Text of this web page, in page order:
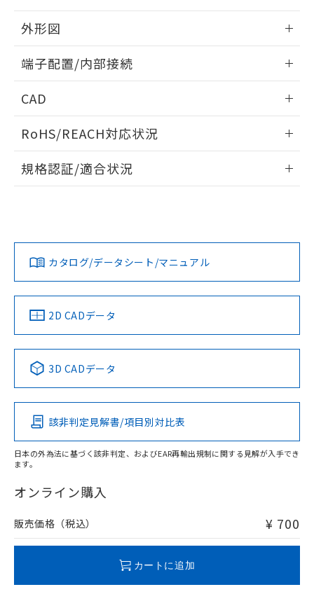
外形図
外形図
端子配置/内部接続
端子配置/内部接続
CAD
ドすることができます。
ログイン/会員登録
ダウンロードデータをご利用いただく前に、以下を必ずお読
みください。
ソフトウェアの使用条件
RoHS/REACH対応状況
EU RoHS 注意事項・凡例
対応済み
中国 RoHS 注意事項・凡例
Pb Hg Cd Cr(VI)
O
在庫等で未対応品が混在する可能性があります。
問い合わせください。
規格認証/適合状況
カタログ/データシート/マニュアル
2D CADデータ
3D CADデータ
該非判定見解書/項目別対比表
日本の外為法に基づく該非判定、およびEAR再輸出規制に関する見解が入手でき
ます。
オンライン購入
販売価格（税込） ¥ 700
カートに追加
引・商談に必要な範囲で利用すること
※当社の共同利用者とは、"個人情報
の共同利用に関して"
用者の範囲」に記載されている法人を
とができます。
EU RoHS指令（10物質）の非含有証明書
※本証明書は発行日時点で非含有を証明す
るもので、過去に遡って非含有を証明する
物質の対応では、対応完了までの期間は出
荷製品に未対応品が混在することから備考
欄に対応日を記載しておりました。
既に当社にて対応品への在庫切替を完了
していることから、特段のことがない限
合意する キャンセル